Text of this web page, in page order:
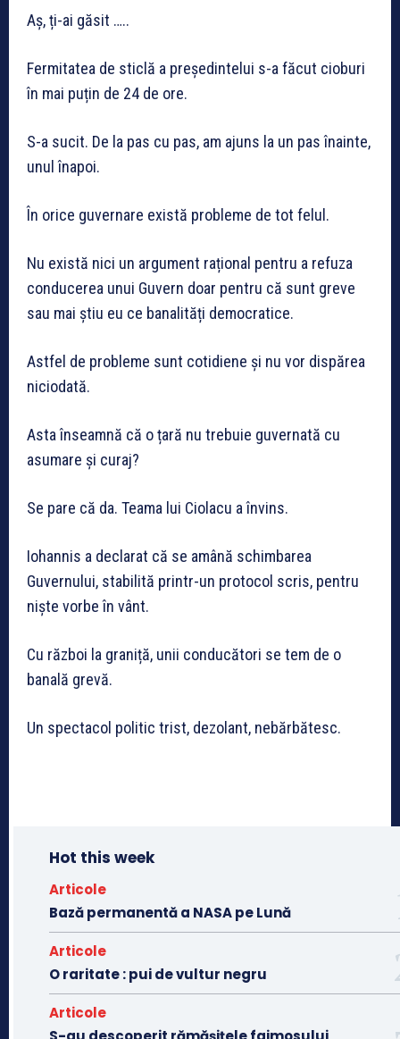
Aș, ți-ai găsit …..
Fermitatea de sticlă a președintelui s-a făcut cioburi
în mai puțin de 24 de ore.
S-a sucit. De la pas cu pas, am ajuns la un pas înainte,
unul înapoi.
În orice guvernare există probleme de tot felul.
Nu există nici un argument rațional pentru a refuza
conducerea unui Guvern doar pentru că sunt greve
sau mai știu eu ce banalități democratice.
Astfel de probleme sunt cotidiene și nu vor dispărea
niciodată.
Asta înseamnă că o țară nu trebuie guvernată cu
asumare și curaj?
Se pare că da. Teama lui Ciolacu a învins.
Iohannis a declarat că se amână schimbarea
Guvernului, stabilită printr-un protocol scris, pentru
niște vorbe în vânt.
Cu război la graniță, unii conducători se tem de o
banală grevă.
Un spectacol politic trist, dezolant, nebărbătesc.
Hot this week
Articole
Bază permanentă a NASA pe Lună
Articole
O raritate : pui de vultur negru
Articole